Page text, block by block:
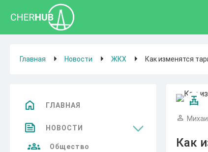
Главная Новости ЖКХ Как изменятся
ГЛАВНАЯ
НОВОСТИ
Общество Как